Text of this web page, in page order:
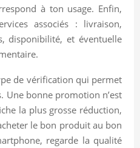
à ton usage. Enfin,
associés : livraison,
disponibilité, et éventuelle
de vérification qui permet
Une bonne promotion n’est
la plus grosse réduction,
le bon produit au bon
regarde la qualité